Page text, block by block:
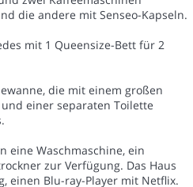
die andere mit Senseo-Kapseln.
mit 1 Queensize-Bett für 2
die mit einem großen
einer separaten Toilette
eine Waschmaschine, ein
zur Verfügung. Das Haus
einen Blu-ray-Player mit Netflix.